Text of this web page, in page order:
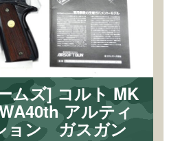
ムズ] コルト MK
アルティ
ョン ガスガン